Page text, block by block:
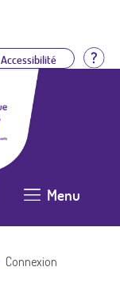
Accessibilité
Menu
Connexion